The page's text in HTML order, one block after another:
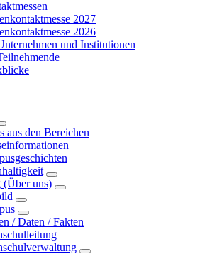
2027
2026
und Institutionen
aus den Bereichen
(Über uns)
/ Daten / Fakten